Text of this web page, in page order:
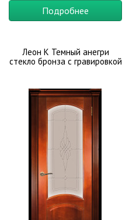
мягкими коврами,
персиковых тонах.
древесины можно фурнитурой
Материал:Шпонированные
Тип полотна:
Глухие
Классика
Назначение:
В коттедж
Подробнее
Леон К Темный анегри
стекло бронза с гравировкой